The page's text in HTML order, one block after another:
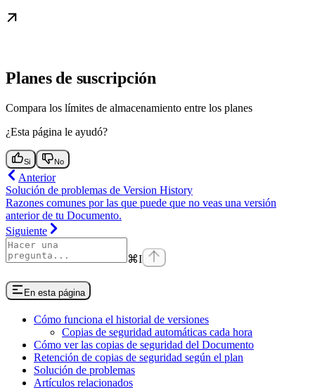
Planes de suscripción
Compara los límites de almacenamiento entre los planes
¿Esta página le ayudó?
Si No
Anterior
Solución de problemas de Version History
Razones comunes por las que puede que no veas una versión
anterior de tu Documento.
Siguiente
⌘I
En esta página
Cómo funciona el historial de versiones
Copias de seguridad automáticas cada hora
Cómo ver las copias de seguridad del Documento
Retención de copias de seguridad según el plan
Solución de problemas
Artículos relacionados